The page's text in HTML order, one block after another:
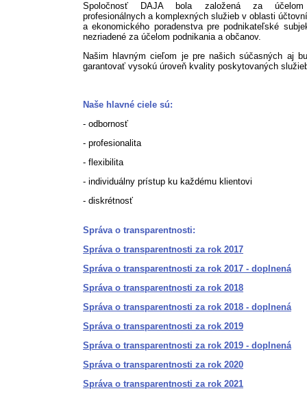
Spoločnosť DAJA bola založená za účelom
profesionálnych a komplexných služieb v oblasti
a ekonomického poradenstva pre podnikateľské
nezriadené za účelom podnikania a občanov.
Našim hlavným cieľom je pre našich súčasných aj
garantovať vysokú úroveň kvality poskytovaných
Naše hlavné ciele sú:
- odbornosť
- profesionalita
- flexibilita
- individuálny prístup ku každému klientovi
- diskrétnosť
Správa o transparentnosti:
Správa o transparentnosti za rok 2017
Správa o transparentnosti za rok 2017 - doplnená
Správa o transparentnosti za rok 2018
Správa o transparentnosti za rok 2018 - doplnená
Správa o transparentnosti za rok 2019
Správa o transparentnosti za rok 2019 - doplnená
Správa o transparentnosti za rok 2020
Správa o transparentnosti za rok 2021